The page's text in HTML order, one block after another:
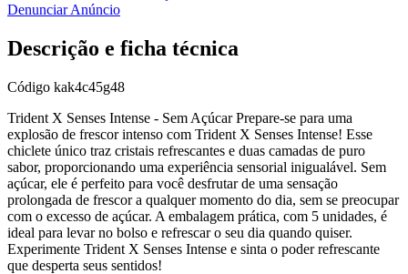
Denunciar Anúncio
Descrição e ficha técnica
Código kak4c45g48
Trident X Senses Intense - Sem Açúcar Prepare-se para uma
explosão de frescor intenso com Trident X Senses Intense! Esse
chiclete único traz cristais refrescantes e duas camadas de puro
sabor, proporcionando uma experiência sensorial inigualável. Sem
açúcar, ele é perfeito para você desfrutar de uma sensação
prolongada de frescor a qualquer momento do dia, sem se preocupar
com o excesso de açúcar. A embalagem prática, com 5 unidades, é
ideal para levar no bolso e refrescar o seu dia quando quiser.
Experimente Trident X Senses Intense e sinta o poder refrescante
que desperta seus sentidos!